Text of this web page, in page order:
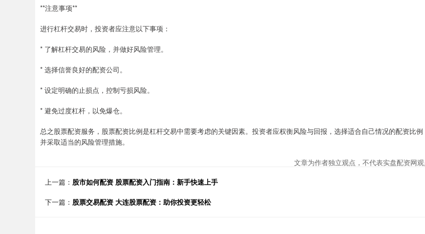
**注意事项**
进行杠杆交易时，投资者应注意以下事项：
* 了解杠杆交易的风险，并做好风险管理。
* 选择信誉良好的配资公司。
* 设定明确的止损点，控制亏损风险。
* 避免过度杠杆，以免爆仓。
总之股票配资服务，股票配资比例是杠杆交易中需要考虑的关键因素。投资者应权衡风险与回报，选择适合自己情况的配资比例
并采取适当的风险管理措施。
文章为作者独立观点，不代表实盘配资网
上一篇： 股市如何配资 股票配资入门指南：新手快速上手
下一篇： 股票交易配资 大连股票配资：助你投资更轻松